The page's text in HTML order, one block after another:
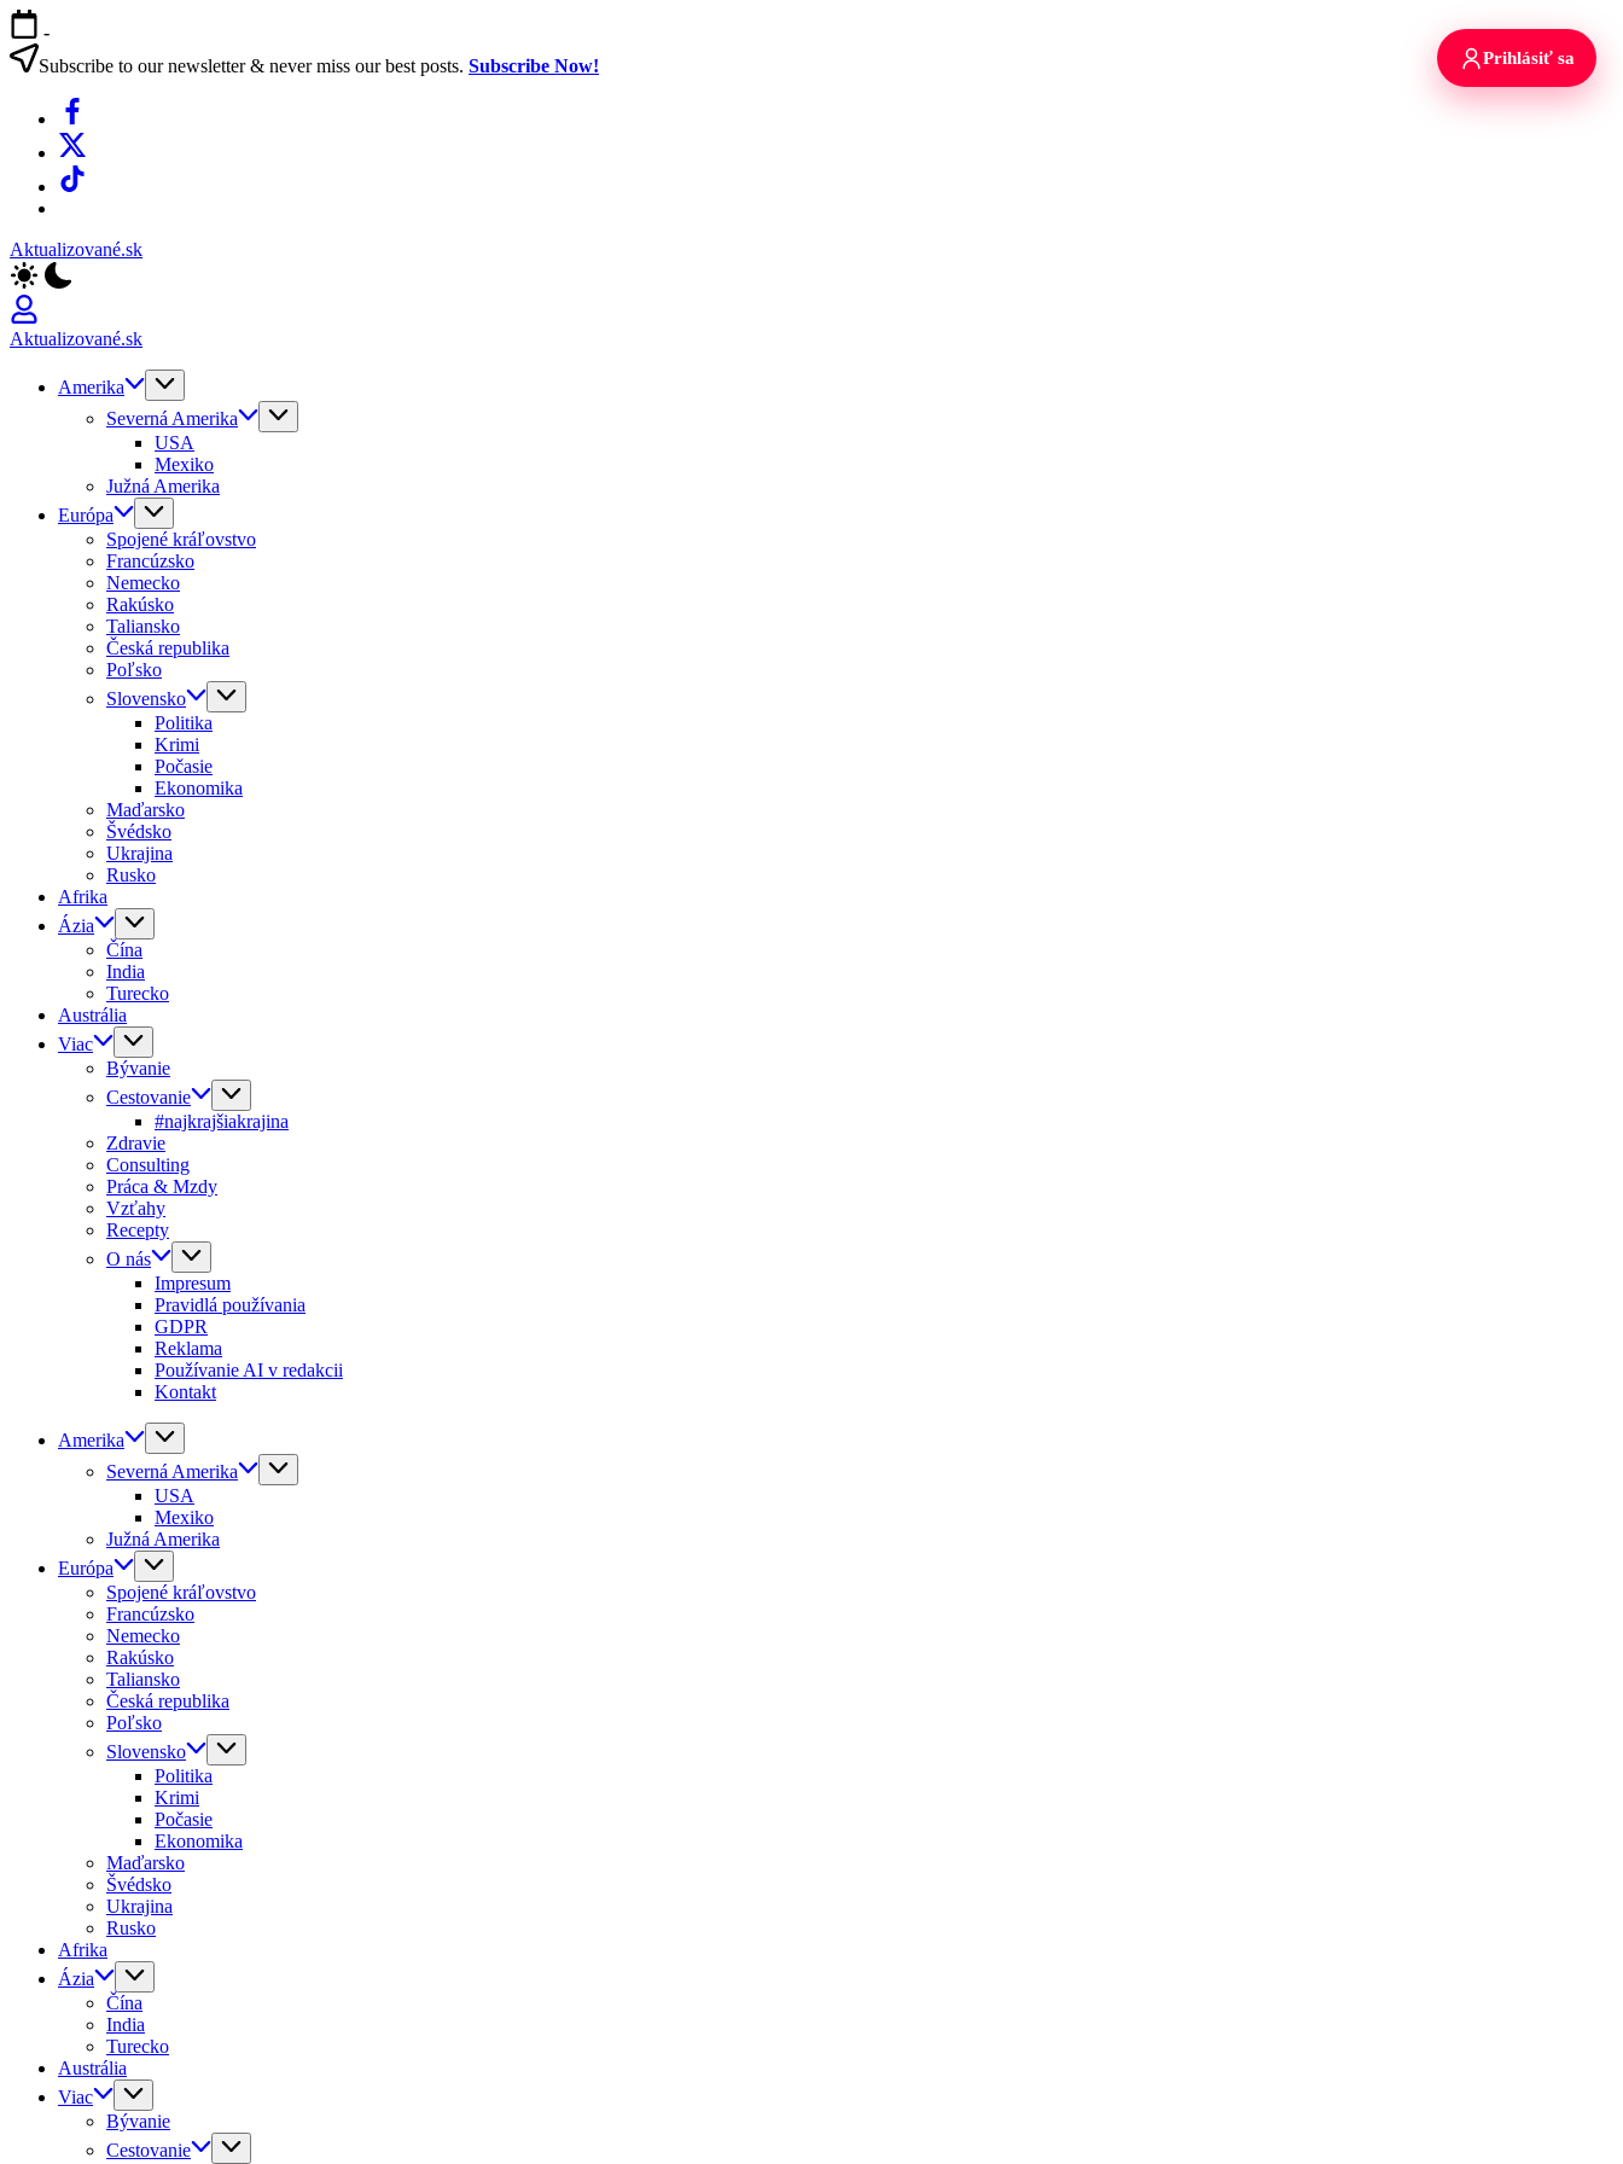
Skip
to
content
-
Subscribe to our newsletter & never miss our best posts. Subscribe Now!
Facebook
X
TikTok
Aktualizované.sk
Aktualizované.sk
Amerika
Severná Amerika
USA
Mexiko
Južná Amerika
Európa
Spojené kráľovstvo
Francúzsko
Nemecko
Rakúsko
Taliansko
Česká republika
Poľsko
Slovensko
Politika
Krimi
Počasie
Ekonomika
Maďarsko
Švédsko
Ukrajina
Rusko
Afrika
Ázia
Čína
India
Turecko
Austrália
Viac
Bývanie
Cestovanie
#najkrajšiakrajina
Zdravie
Consulting
Práca & Mzdy
Vzťahy
Recepty
O nás
Impresum
Pravidlá používania
GDPR
Reklama
Používanie AI v redakcii
Kontakt
Amerika
Severná Amerika
USA
Mexiko
Južná Amerika
Európa
Spojené kráľovstvo
Francúzsko
Nemecko
Rakúsko
Taliansko
Česká republika
Poľsko
Slovensko
Politika
Krimi
Počasie
Ekonomika
Maďarsko
Švédsko
Ukrajina
Rusko
Afrika
Ázia
Čína
India
Turecko
Austrália
Viac
Bývanie
Cestovanie
Prihlásiť sa